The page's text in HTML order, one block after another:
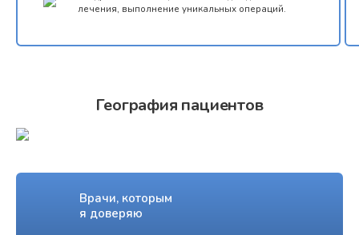
лечения, выполнение уникальных операций.
География пациентов
Врачи, которым
я доверяю